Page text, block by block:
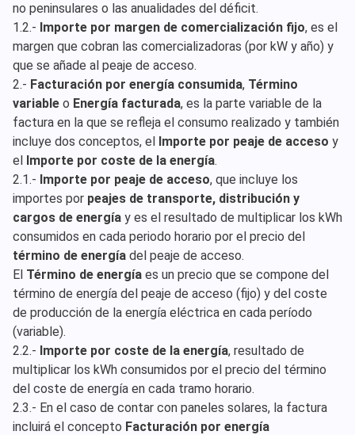
no peninsulares o las anualidades del déficit.
1.2.- Importe por margen de comercialización fijo, es el
margen que cobran las comercializadoras (por kW y año) y
que se añade al peaje de acceso.
2.- Facturación por energía consumida, Término
variable o Energía facturada, es la parte variable de la
factura en la que se refleja el consumo realizado y también
incluye dos conceptos, el Importe por peaje de acceso y
el Importe por coste de la energía.
2.1.- Importe por peaje de acceso, que incluye los
importes por peajes de transporte, distribución y
cargos de energía y es el resultado de multiplicar los kWh
consumidos en cada periodo horario por el precio del
término de energía del peaje de acceso.
El Término de energía es un precio que se compone del
término de energía del peaje de acceso (fijo) y del coste
de producción de la energía eléctrica en cada período
(variable).
2.2.- Importe por coste de la energía, resultado de
multiplicar los kWh consumidos por el precio del término
del coste de energía en cada tramo horario.
2.3.- En el caso de contar con paneles solares, la factura
incluirá el concepto Facturación por energía